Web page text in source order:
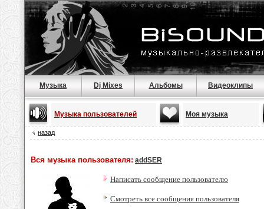
Музыка Dj Mixes Альбомы Видеоклипы
Музыка пользователей Моя музыка
назад
Вся музыка пользователя: addSER
Написать сообщение пользователю
Смотреть все сообщения пользователя